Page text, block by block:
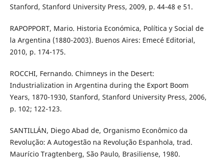
Stanford, Stanford University Press, 2009, p. 44-48 e 51.
RAPOPPORT, Mario. Historia Económica, Política y Social de
la Argentina (1880-2003). Buenos Aires: Emecé Editorial,
2010, p. 174-175.
ROCCHI, Fernando. Chimneys in the Desert:
Industrialization in Argentina during the Export Boom
Years, 1870-1930, Stanford, Stanford University Press, 2006,
p. 102; 122-123.
SANTILLÁN, Diego Abad de, Organismo Econômico da
Revolução: A Autogestão na Revolução Espanhola, trad.
Maurício Tragtenberg, São Paulo, Brasiliense, 1980.